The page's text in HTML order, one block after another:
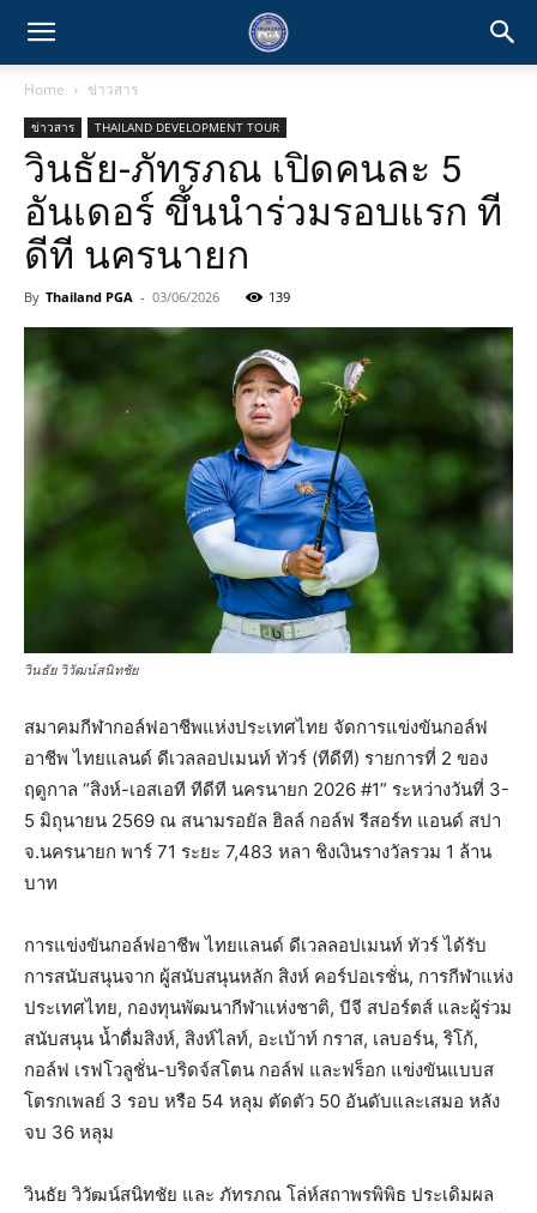
Home ข่าวสาร
ข่าวสาร THAILAND DEVELOPMENT TOUR
วินธัย-ภัทรภณ เปิดคนละ 5
อันเดอร์ ขึ้นนำร่วมรอบแรก ที
ดีที นครนายก
By Thailand PGA - 03/06/2026 139
วินธัย วิวัฒน์สนิทชัย
สมาคมกีฬากอล์ฟอาชีพแห่งประเทศไทย จัดการแข่งขันกอล์ฟ
อาชีพ ไทยแลนด์ ดีเวลลอปเมนท์ ทัวร์ (ทีดีที) รายการที่ 2 ของ
ฤดูกาล “สิงห์-เอสเอที ทีดีที นครนายก 2026 #1” ระหว่างวันที่ 3-
5 มิถุนายน 2569 ณ สนามรอยัล ฮิลล์ กอล์ฟ รีสอร์ท แอนด์ สปา
จ.นครนายก พาร์ 71 ระยะ 7,483 หลา ชิงเงินรางวัลรวม 1 ล้าน
บาท
การแข่งขันกอล์ฟอาชีพ ไทยแลนด์ ดีเวลลอปเมนท์ ทัวร์ ได้รับ
การสนับสนุนจาก ผู้สนับสนุนหลัก สิงห์ คอร์ปอเรชั่น, การกีฬาแห่ง
ประเทศไทย, กองทุนพัฒนากีฬาแห่งชาติ, บีจี สปอร์ตส์ และผู้ร่วม
สนับสนุน น้ำดื่มสิงห์, สิงห์ไลท์, อะเบ้าท์ กราส, เลบอร์น, ริโก้,
กอล์ฟ เรฟโวลูชั่น-บริดจ์สโตน กอล์ฟ และฟร็อก แข่งขันแบบส
โตรกเพลย์ 3 รอบ หรือ 54 หลุม ตัดตัว 50 อันดับและเสมอ หลัง
จบ 36 หลุม
วินธัย วิวัฒน์สนิทชัย และ ภัทรภณ โล่ห์สถาพรพิพิธ ประเดิมผล